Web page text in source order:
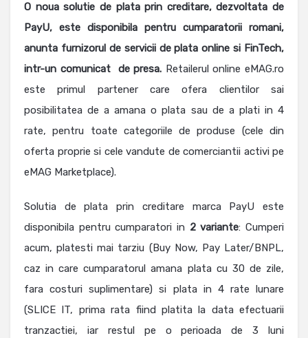
O noua solutie de plata prin creditare, dezvoltata de
PayU, este disponibila pentru cumparatorii romani,
anunta furnizorul de servicii de plata online si FinTech,
intr-un comunicat de presa. Retailerul online eMAG.ro
este primul partener care ofera clientilor sai
posibilitatea de a amana o plata sau de a plati in 4
rate, pentru toate categoriile de produse (cele din
oferta proprie si cele vandute de comerciantii activi pe
eMAG Marketplace).
Solutia de plata prin creditare marca PayU este
disponibila pentru cumparatori in 2 variante: Cumperi
acum, platesti mai tarziu (Buy Now, Pay Later/BNPL,
caz in care cumparatorul amana plata cu 30 de zile,
fara costuri suplimentare) si plata in 4 rate lunare
(SLICE IT, prima rata fiind platita la data efectuarii
tranzactiei, iar restul pe o perioada de 3 luni